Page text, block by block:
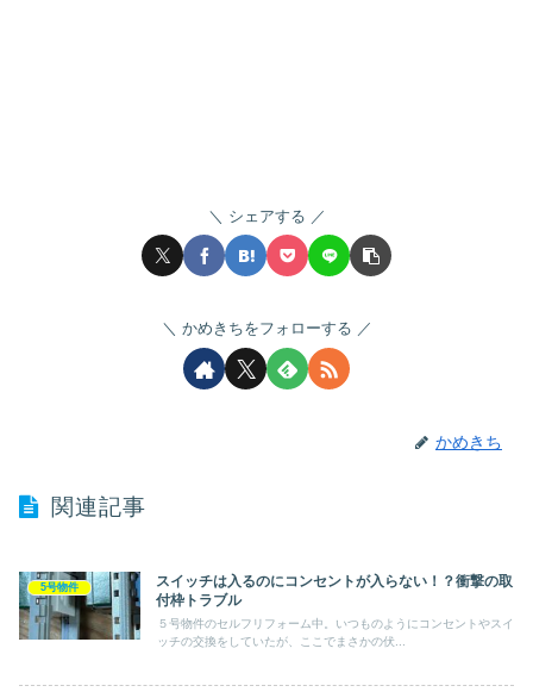
シェアする
かめきちをフォローする
かめきち
関連記事
5号物件
スイッチは入るのにコンセントが入らない！？衝撃の取
付枠トラブル
５号物件のセルフリフォーム中。いつものようにコンセントやスイ
ッチの交換をしていたが、ここでまさかの伏...